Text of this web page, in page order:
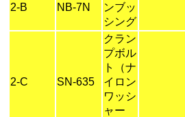
2-B NB-7N
ンブッ
シング
2-C SN-635
クラン
プボル
ト（ナ
イロン
ワッシ
ャー